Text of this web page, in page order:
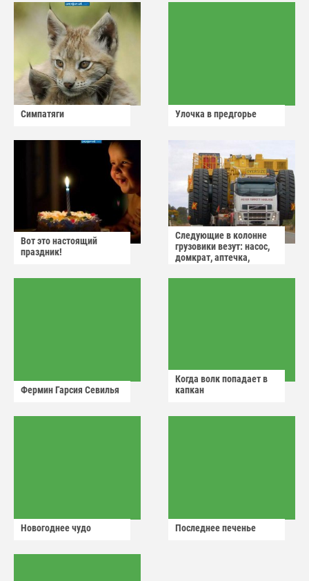
Симпатяги Улочка в предгорье
Вот это настоящий
праздник!
Следующие в колонне
грузовики везут: насос,
домкрат, аптечка,
Фермин Гарсия Севилья
Когда волк попадает в
капкан
Новогоднее чудо Последнее печенье